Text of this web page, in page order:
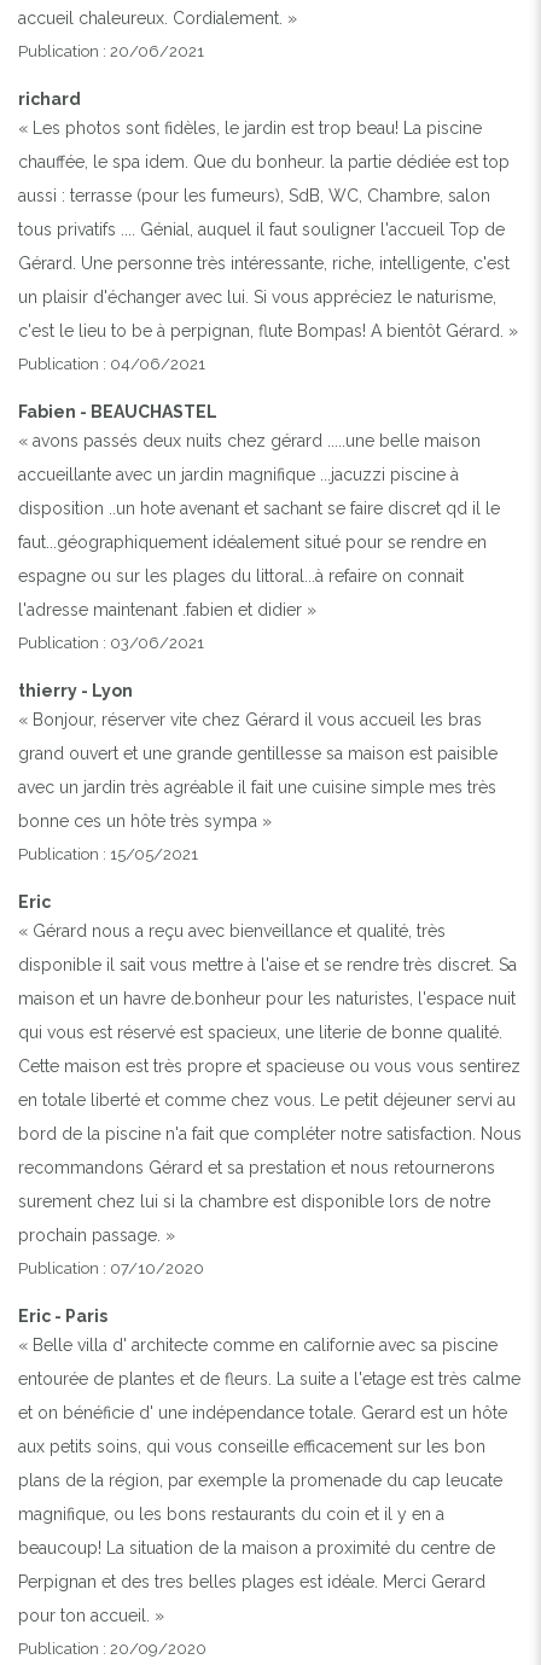
accueil chaleureux. Cordialement. »
Publication : 20/06/2021
richard
« Les photos sont fidèles, le jardin est trop beau! La piscine
chauffée, le spa idem. Que du bonheur. la partie dédiée est top
aussi : terrasse (pour les fumeurs), SdB, WC, Chambre, salon
tous privatifs .... Génial, auquel il faut souligner l'accueil Top de
Gérard. Une personne très intéressante, riche, intelligente, c'est
un plaisir d'échanger avec lui. Si vous appréciez le naturisme,
c'est le lieu to be à perpignan, flute Bompas! A bientôt Gérard. »
Publication : 04/06/2021
Fabien - BEAUCHASTEL
« avons passés deux nuits chez gérard .....une belle maison
accueillante avec un jardin magnifique ...jacuzzi piscine à
disposition ..un hote avenant et sachant se faire discret qd il le
faut...géographiquement idéalement situé pour se rendre en
espagne ou sur les plages du littoral...à refaire on connait
l'adresse maintenant .fabien et didier »
Publication : 03/06/2021
thierry - Lyon
« Bonjour, réserver vite chez Gérard il vous accueil les bras
grand ouvert et une grande gentillesse sa maison est paisible
avec un jardin très agréable il fait une cuisine simple mes très
bonne ces un hôte très sympa »
Publication : 15/05/2021
Eric
« Gérard nous a reçu avec bienveillance et qualité, très
disponible il sait vous mettre à l'aise et se rendre très discret. Sa
maison et un havre de.bonheur pour les naturistes, l'espace nuit
qui vous est réservé est spacieux, une literie de bonne qualité.
Cette maison est très propre et spacieuse ou vous vous sentirez
en totale liberté et comme chez vous. Le petit déjeuner servi au
bord de la piscine n'a fait que compléter notre satisfaction. Nous
recommandons Gérard et sa prestation et nous retournerons
surement chez lui si la chambre est disponible lors de notre
prochain passage. »
Publication : 07/10/2020
Eric - Paris
« Belle villa d' architecte comme en californie avec sa piscine
entourée de plantes et de fleurs. La suite a l'etage est très calme
et on bénéficie d' une indépendance totale. Gerard est un hôte
aux petits soins, qui vous conseille efficacement sur les bon
plans de la région, par exemple la promenade du cap leucate
magnifique, ou les bons restaurants du coin et il y en a
beaucoup! La situation de la maison a proximité du centre de
Perpignan et des tres belles plages est idéale. Merci Gerard
pour ton accueil. »
Publication : 20/09/2020